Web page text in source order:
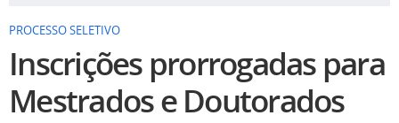
PROCESSO SELETIVO
Inscrições prorrogadas para
Mestrados e Doutorados